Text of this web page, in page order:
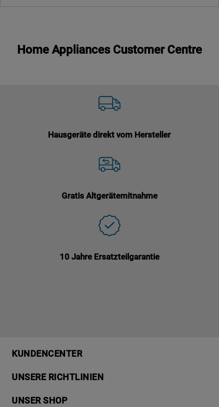
Home Appliances Customer Centre
Hausgeräte direkt vom Hersteller
Gratis Altgerätemitnahme
10 Jahre Ersatzteilgarantie
KUNDENCENTER
Händlersuche
Häufige Fragen
UNSERE RICHTLINIEN
Cookies
UNSER SHOP